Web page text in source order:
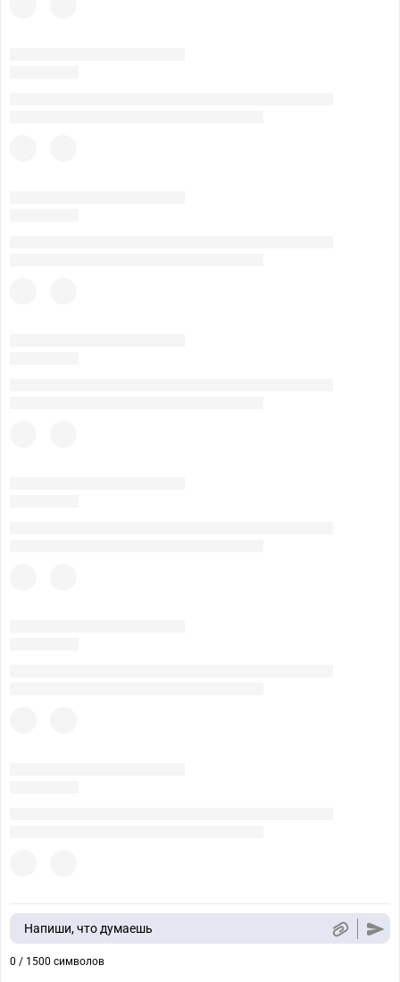
Напиши, что думаешь
0 / 1500 символов